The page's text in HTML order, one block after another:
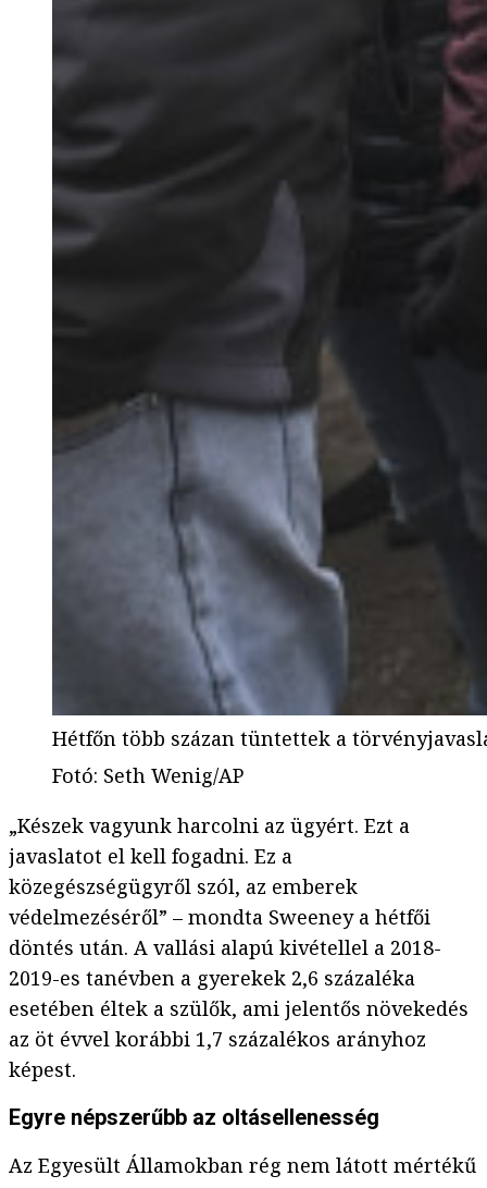
Hétfőn több százan tüntettek a
Fotó: Seth Wenig/AP
„Készek vagyunk harcolni az ügyért. Ezt a
javaslatot el kell fogadni. Ez a
közegészségügyről szól, az emberek
védelmezéséről” – mondta Sweeney a hétfői
döntés után. A vallási alapú kivétellel a 2018-
2019-es tanévben a gyerekek 2,6 százaléka
esetében éltek a szülők, ami jelentős növekedés
az öt évvel korábbi 1,7 százalékos arányhoz
képest.
Egyre népszerűbb az oltásellenesség
Az Egyesült Államokban rég nem látott mértékű